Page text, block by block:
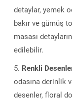
detaylar, yemek
bakır ve gümüş
masası
edilebilir.
Renkli
odasına derinlik
desenler, floral